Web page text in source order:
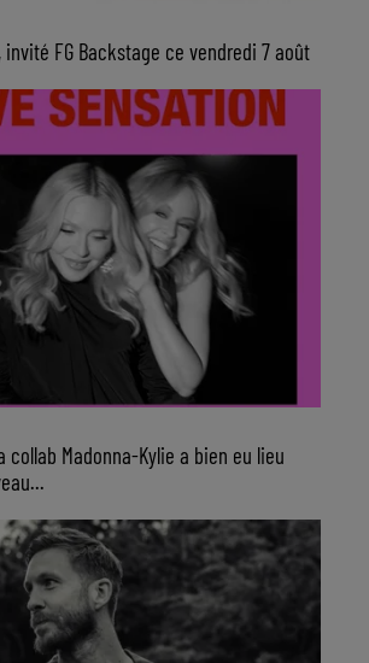
invité FG Backstage ce vendredi 7 août
collab Madonna-Kylie a bien eu lieu